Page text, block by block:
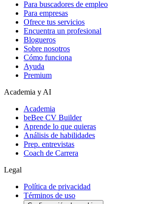
Para buscadores de empleo
Para empresas
Ofrece tus servicios
Encuentra un profesional
Blogueros
Sobre nosotros
Cómo funciona
Ayuda
Premium
Academia y AI
Academia
beBee CV Builder
Aprende lo que quieras
Análisis de habilidades
Prep. entrevistas
Coach de Carrera
Legal
Política de privacidad
Términos de uso